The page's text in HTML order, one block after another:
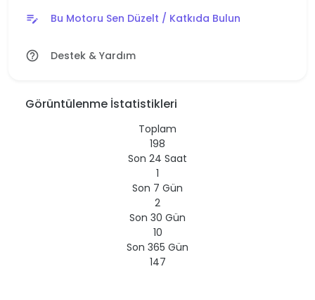
edit_note Bu Motoru Sen Düzelt / Katkıda Bulun
help_outline Destek & Yardım
Görüntülenme İstatistikleri
Toplam
198
Son 24 Saat
1
Son 7 Gün
2
Son 30 Gün
10
Son 365 Gün
147